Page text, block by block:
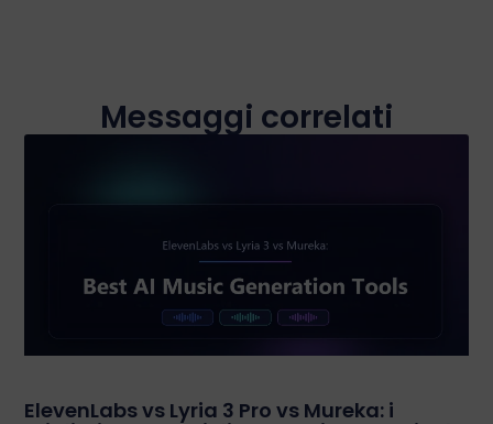
Messaggi correlati
ElevenLabs vs Lyria 3 Pro vs Mureka: i